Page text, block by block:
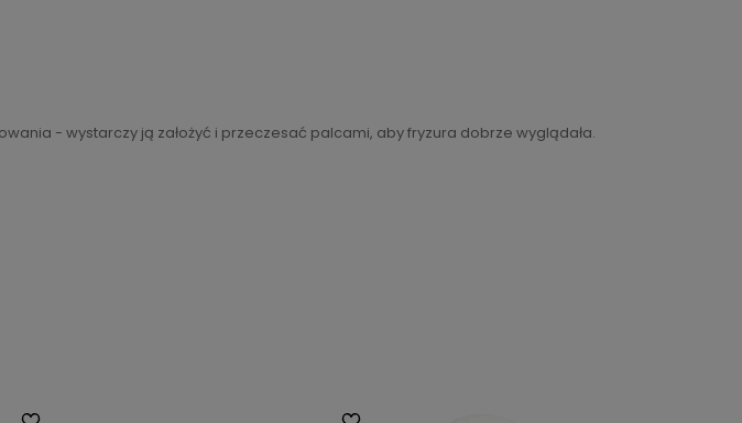
- wystarczy ją założyć i przeczesać palcami, aby fryzura dobrze wyglądała.